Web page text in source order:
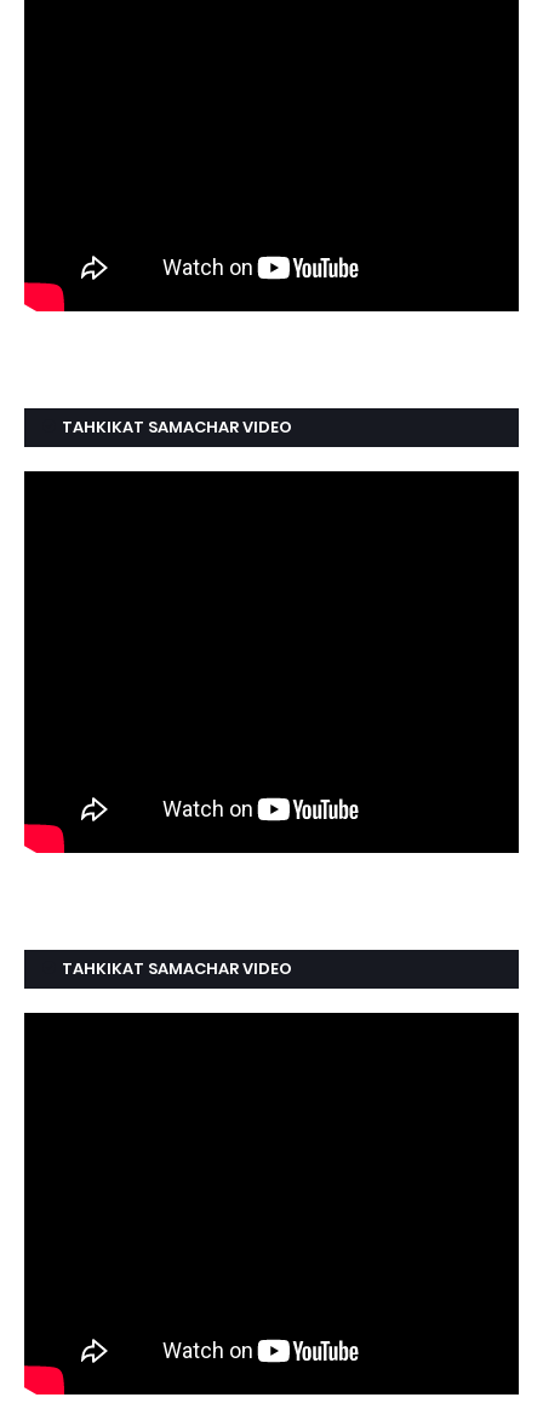
TAHKIKAT SAMACHAR VIDEO
TAHKIKAT SAMACHAR VIDEO